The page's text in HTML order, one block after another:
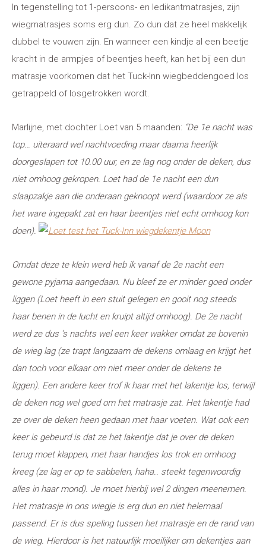
In tegenstelling tot 1-persoons- en ledikantmatrasjes, zijn
wiegmatrasjes soms erg dun. Zo dun dat ze heel makkelijk
dubbel te vouwen zijn. En wanneer een kindje al een beetje
kracht in de armpjes of beentjes heeft, kan het bij een dun
matrasje voorkomen dat het Tuck-Inn wiegbeddengoed los
getrappeld of losgetrokken wordt.
Marlijne, met dochter Loet van 5 maanden: “De 1e nacht was
top… uiteraard wel nachtvoeding maar daarna heerlijk
doorgeslapen tot 10.00 uur, en ze lag nog onder de deken, dus
niet omhoog gekropen. Loet had de 1e nacht een dun
slaapzakje aan die onderaan geknoopt werd (waardoor ze als
het ware ingepakt zat en haar beentjes niet echt omhoog kon
doen).
Omdat deze te klein werd heb ik vanaf de 2e nacht een
gewone pyjama aangedaan. Nu bleef ze er minder goed onder
liggen (Loet heeft in een stuit gelegen en gooit nog steeds
haar benen in de lucht en kruipt altijd omhoog). De 2e nacht
werd ze dus ‘s nachts wel een keer wakker omdat ze bovenin
de wieg lag (ze trapt langzaam de dekens omlaag en krijgt het
dan toch voor elkaar om niet meer onder de dekens te
liggen). Een andere keer trof ik haar met het lakentje los, terwijl
de deken nog wel goed om het matrasje zat. Het lakentje had
ze over de deken heen gedaan met haar voeten. Wat ook een
keer is gebeurd is dat ze het lakentje dat je over de deken
terug moet klappen, met haar handjes los trok en omhoog
kreeg (ze lag er op te sabbelen, haha.. steekt tegenwoordig
alles in haar mond). Je moet hierbij wel 2 dingen meenemen.
Het matrasje in ons wiegje is erg dun en niet helemaal
passend. Er is dus speling tussen het matrasje en de rand van
de wieg. Hierdoor is het natuurlijk moeilijker om dekentjes aan